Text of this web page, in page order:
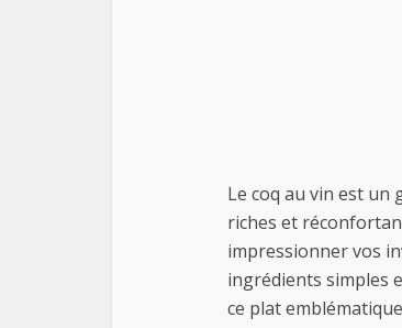
Le coq au vin est un
riches et
impressionner vos
ingrédients simples
ce plat